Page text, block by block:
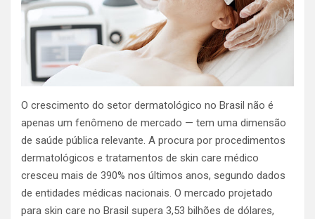
O crescimento do setor dermatológico no Brasil não é
apenas um fenômeno de mercado — tem uma dimensão
de saúde pública relevante. A procura por procedimentos
dermatológicos e tratamentos de skin care médico
cresceu mais de 390% nos últimos anos, segundo dados
de entidades médicas nacionais. O mercado projetado
para skin care no Brasil supera 3,53 bilhões de dólares,